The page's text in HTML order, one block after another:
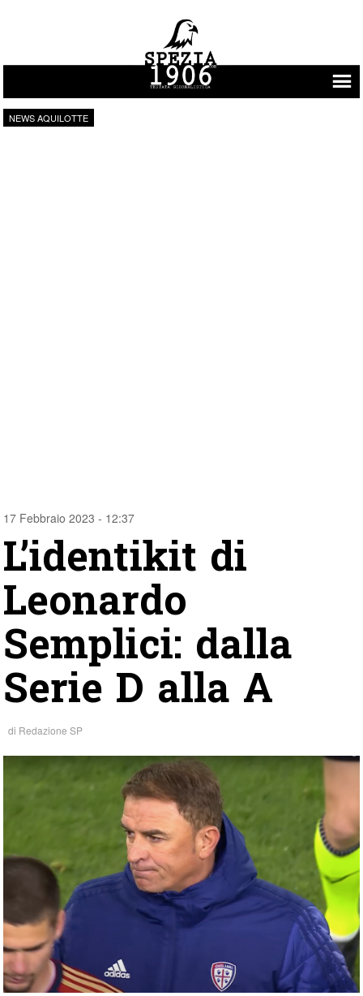
Vai al contenuto
NEWS AQUILOTTE
17 Febbraio 2023 - 12:37
L’identikit di
Leonardo
Semplici: dalla
Serie D alla A
di Redazione SP